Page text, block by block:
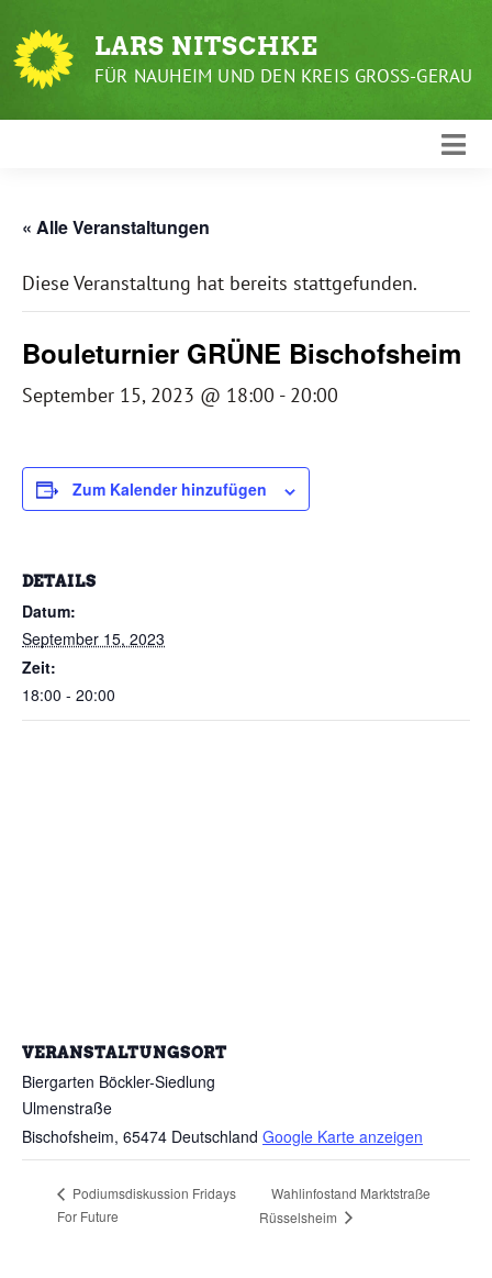
zum
Inhalt
LARS NITSCHKE
FÜR NAUHEIM UND DEN KREIS GROSS-GERAU
« Alle Veranstaltungen
Diese Veranstaltung hat bereits stattgefunden.
Bouleturnier GRÜNE Bischofsheim
September 15, 2023 @ 18:00 - 20:00
Zum Kalender hinzufügen
DETAILS
Datum:
September 15, 2023
Zeit:
18:00 - 20:00
VERANSTALTUNGSORT
Biergarten Böckler-Siedlung
Ulmenstraße
Bischofsheim, 65474 Deutschland Google Karte anzeigen
Podiumsdiskussion Fridays
For Future
Wahlinfostand Marktstraße
Rüsselsheim